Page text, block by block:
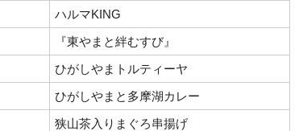
ハルマKING
『東やまと絆むすび』
ひがしやまトルティーヤ
ひがしやまと多摩湖カレー
狭山茶入りまぐろ串揚げ